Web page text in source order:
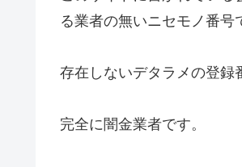
る業者の無いニセモノ番号
存在しないデタラメの登録
完全に闇金業者です。